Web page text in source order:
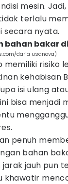
mesin.
terlalu
secara nyata.
bahan bakar
daria usanova)
memiliki risiko
kehabisan
isi ulang
bisa menjadi
penuh
bahan
jauh pun